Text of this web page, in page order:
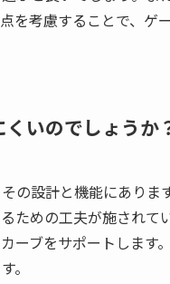
を考慮することで、
いのでしょうか
の設計と機能にありま
ための工夫が施されて
ーブをサポートします
。